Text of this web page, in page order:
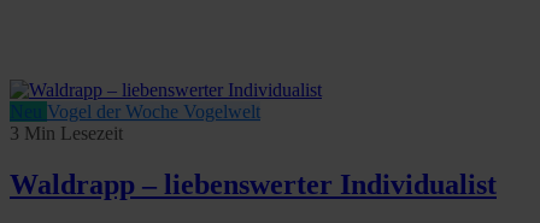
Vogel der Woche Vogelwelt
3 Min Lesezeit
Waldrapp – liebenswerter Individualist